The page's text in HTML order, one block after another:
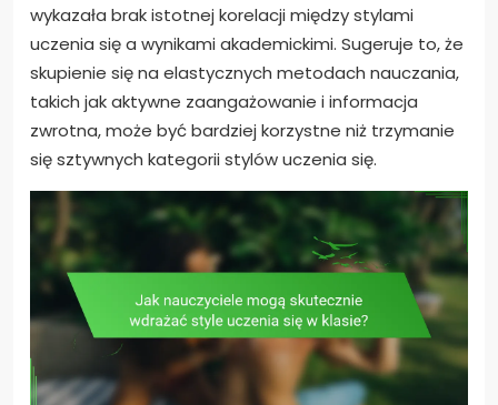
wykazała brak istotnej korelacji między stylami
uczenia się a wynikami akademickimi. Sugeruje to, że
skupienie się na elastycznych metodach nauczania,
takich jak aktywne zaangażowanie i informacja
zwrotna, może być bardziej korzystne niż trzymanie
się sztywnych kategorii stylów uczenia się.